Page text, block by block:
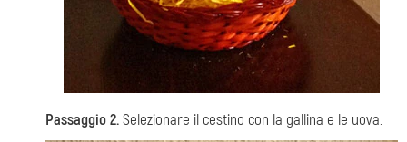
Passaggio 2.Selezionare il cestino con la gallina e le uova.